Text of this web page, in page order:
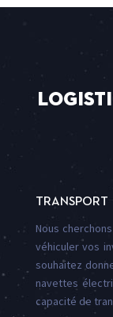
TRANSPORT
Nous
véhiculer vos
souhaitez
navettes
capacité de